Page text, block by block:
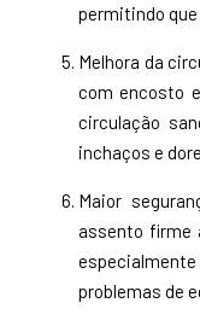
permitindo
Melhora da
com encosto
circulação
inchaços e
Maior
assento firme
problemas de